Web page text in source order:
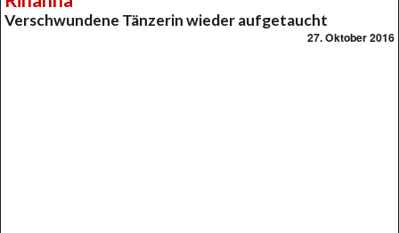
Verschwundene Tänzerin wieder aufgetaucht
27. Oktober 2016